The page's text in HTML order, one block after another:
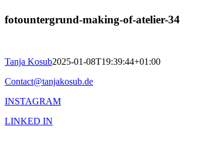
fotountergrund-making-of-atelier-34
Tanja Kosub2025-01-08T19:39:44+01:00
Contact@tanjakosub.de
INSTAGRAM
LINKED IN